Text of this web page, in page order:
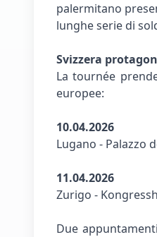
palermitano
lunghe serie di
Svizzera
La tournée
europee:
10.04.2026
Lugano - Palazzo
11.04.2026
Zurigo -
Due